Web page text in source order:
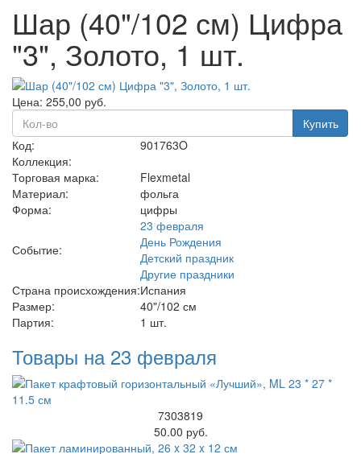
Шар (40"/102 см) Цифра
"3", Золото, 1 шт.
Цена: 255,00 руб.
Купить
Код:
901763O
Коллекция:
Торговая марка:
Flexmetal
Материал:
фольга
Форма:
цифры
Событие:
23 февраля
День Рождения
Детский праздник
Другие праздники
Страна происхождения:Испания
Размер:
40"/102 см
Партия:
1 шт.
Товары на 23 февраля
7303819
50.00 руб.